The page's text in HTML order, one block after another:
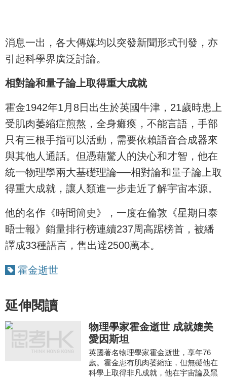
消息一出，各大傳媒均以突發新聞形式刊發，亦
引起科學界廣泛討論。
相對論和量子論上取得重大成就
霍金1942年1月8日出生於英國牛津，21歲時患上
受肌肉萎縮症煎熬，全身癱瘓，不能言語，手部
只有三根手指可以活動，需要依賴語音合成器來
與其他人通話。但憑藉驚人的決心和才智，他在
統一物理學兩大基礎理論──相對論和量子論上取
得重大成就，讓人類進一步走近了解宇宙本源。
他的名作《時間簡史》，一度在倫敦《星期日泰
晤士報》銷量排行榜連續237周高踞榜首，被繙
譯成33種語言，售出達2500萬本。
霍金逝世
延伸閱讀
物理學家霍金逝世 成就媲美
愛因斯坦
英國著名物理學家霍金逝世，享年76
歲。霍金患有肌肉萎縮症，但無礙他在
科學上取得非凡成就，他在宇宙論及黑